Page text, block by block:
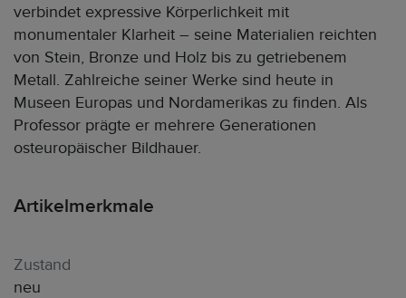
verbindet expressive Körperlichkeit mit
monumentaler Klarheit – seine Materialien reichten
von Stein, Bronze und Holz bis zu getriebenem
Metall. Zahlreiche seiner Werke sind heute in
Museen Europas und Nordamerikas zu finden. Als
Professor prägte er mehrere Generationen
osteuropäischer Bildhauer.
Artikelmerkmale
Zustand
neu